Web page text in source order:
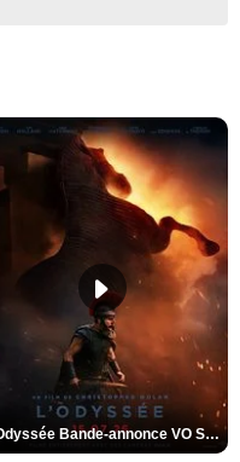
L'Odyssée Bande-annonce VO STFR